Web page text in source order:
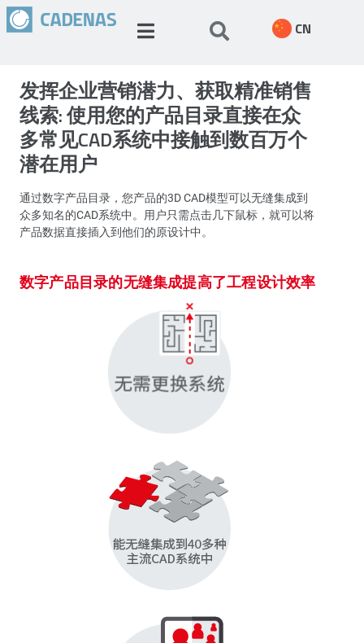
CN
发挥企业营销潜力、获取精准销售
线索: 使用您的产品目录直接在众
多常见CAD系统中接触到数百万个
潜在用户
通过数字产品目录，您产品的3D CAD模型可以无缝集成到
众多知名的CAD系统中。用户只需点击几下鼠标，就可以将
产品数据直接插入到他们的原设计中。
数字产品目录的无缝集成提高了工程设计效率